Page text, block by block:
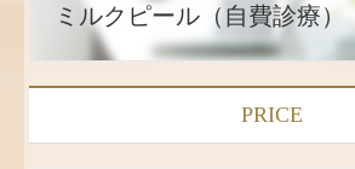
ミルクピール（自費診療）
PRICE